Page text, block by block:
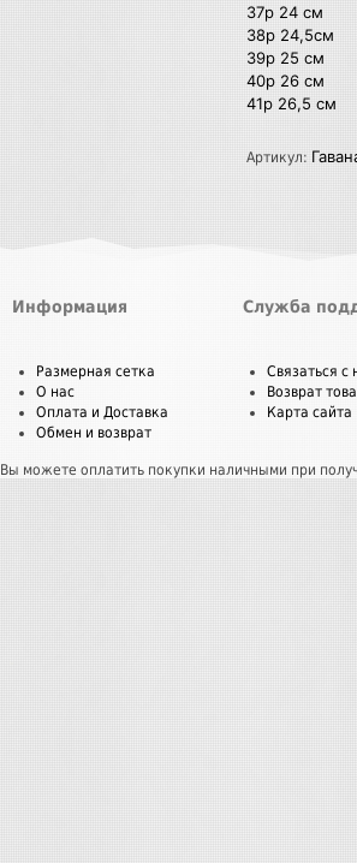
37р 24 см
38р 24,5см
39р 25 см
40р 26 см
41р 26,5 см
Артикул:
Информация
Размерная сетка
О нас
Оплата и Доставка
Обмен и возврат
Служба
Связаться с
Возврат
Карта сайта
Вы можете оплатить покупки наличными при